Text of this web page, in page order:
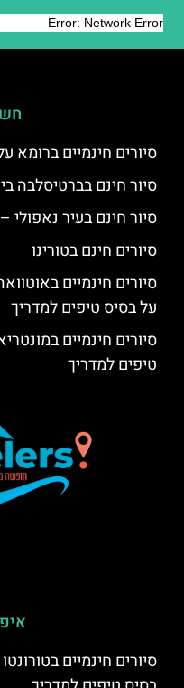
סיורים חינמיים ברומא
סיור חינם בברטיסלבה
סיור חינם בעיר נאפולי
סיורים חינם בטורינו
על בסיס טיפים למדריך
טיפים למדריך